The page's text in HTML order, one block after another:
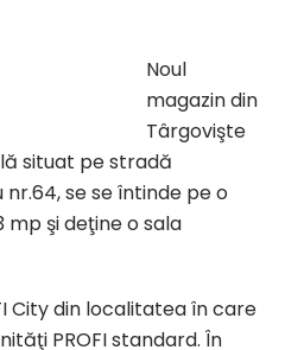
Noul
magazin din
Târgovişte
situat pe stradă
se se întinde pe o
şi deţine o sala
City din localitatea în care
PROFI standard. În